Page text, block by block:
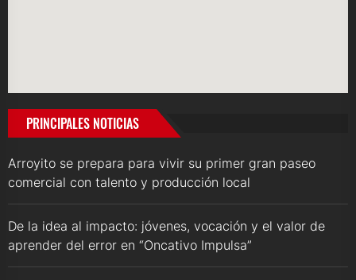
PRINCIPALES NOTICIAS
Arroyito se prepara para vivir su primer gran paseo
comercial con talento y producción local
De la idea al impacto: jóvenes, vocación y el valor de
aprender del error en “Oncativo Impulsa”